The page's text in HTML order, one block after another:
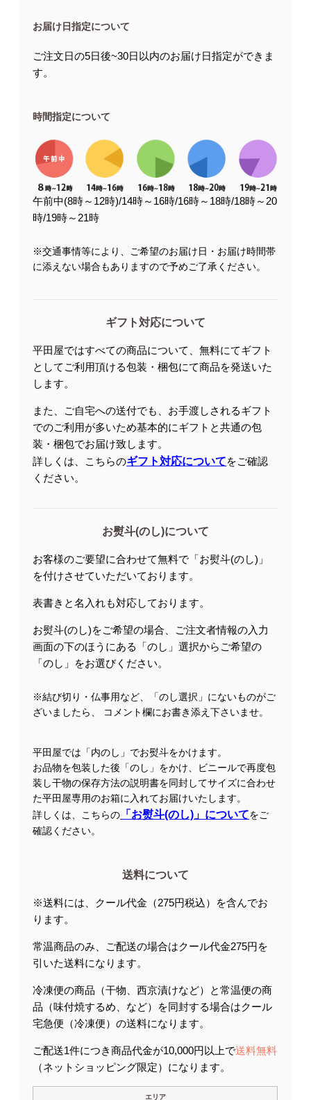
お届け日指定について
ご注文日の5日後~30日以内のお届け日指定ができま
す。
時間指定について
午前中(8時～12時)/14時～16時/16時～18時/18時～20
時/19時～21時
※交通事情等により、ご希望のお届け日・お届け時間帯
に添えない場合もありますので予めご了承ください。
ギフト対応について
平田屋ではすべての商品について、無料にてギフト
としてご利用頂ける包装・梱包にて商品を発送いた
します。
また、ご自宅への送付でも、お手渡しされるギフト
でのご利用が多いため基本的にギフトと共通の包
装・梱包でお届け致します。
詳しくは、こちらのギフト対応についてをご確認
ください。
お熨斗(のし)について
お客様のご要望に合わせて無料で「お熨斗(のし)」
を付けさせていただいております。
表書きと名入れも対応しております。
お熨斗(のし)をご希望の場合、ご注文者情報の入力
画面の下のほうにある「のし」選択からご希望の
「のし」をお選びください。
※結び切り・仏事用など、「のし選択」にないものがご
ざいましたら、 コメント欄にお書き添え下さいませ。
平田屋では「内のし」でお熨斗をかけます。
お品物を包装した後「のし」をかけ、ビニールで再度包
装し干物の保存方法の説明書を同封してサイズに合わせ
た平田屋専用のお箱に入れてお届けいたします。
詳しくは、こちらの 「お熨斗(のし)」についてをご
確認ください。
送料について
※送料には、クール代金（275円税込）を含んでお
ります。
常温商品のみ、ご配送の場合はクール代金275円を
引いた送料になります。
冷凍便の商品（干物、西京漬けなど）と常温便の商
品（味付焼するめ、など）を同封する場合はクール
宅急便（冷凍便）の送料になります。
ご配送1件につき商品代金が10,000円以上で送料無料
（ネットショッピング限定）になります。
エリア